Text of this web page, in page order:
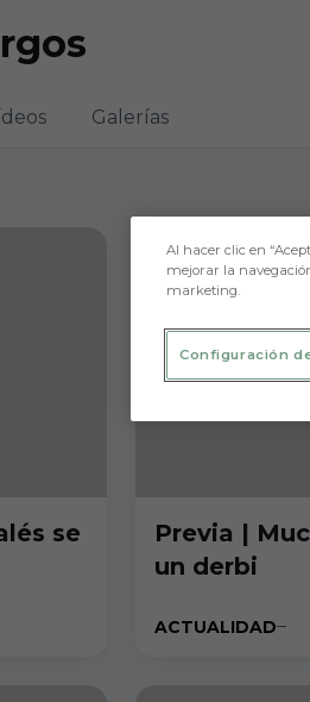
Galerías
se
Previa |
un derbi
ACTUALIDAD
Al hacer clic en
mejorar la
marketing.
Configuración